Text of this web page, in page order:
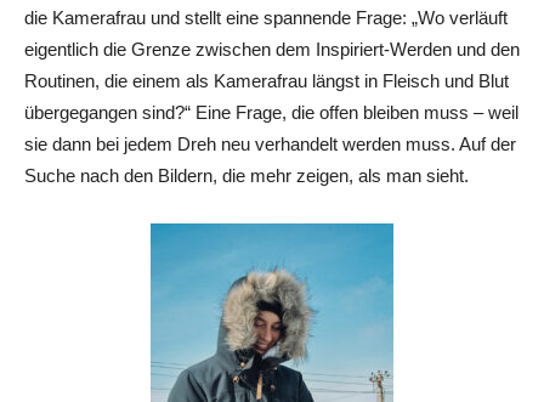
die Kamerafrau und stellt eine spannende Frage: „Wo verläuft
eigentlich die Grenze zwischen dem Inspiriert-Werden und den
Routinen, die einem als Kamerafrau längst in Fleisch und Blut
übergegangen sind?“ Eine Frage, die offen bleiben muss – weil
sie dann bei jedem Dreh neu verhandelt werden muss. Auf der
Suche nach den Bildern, die mehr zeigen, als man sieht.